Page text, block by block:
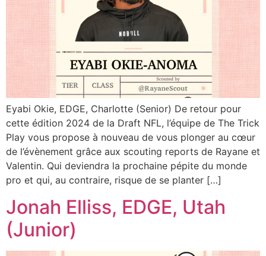
Eyabi Okie, EDGE, Charlotte (Senior) De retour pour
cette édition 2024 de la Draft NFL, l’équipe de The Trick
Play vous propose à nouveau de vous plonger au cœur
de l’évènement grâce aux scouting reports de Rayane et
Valentin. Qui deviendra la prochaine pépite du monde
pro et qui, au contraire, risque de se planter […]
Jonah Elliss, EDGE, Utah
(Junior)